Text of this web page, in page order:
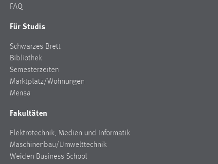
FAQ
Für Studis
Schwarzes Brett
Bibliothek
Semesterzeiten
Marktplatz/Wohnungen
Mensa
Fakultäten
Elektrotechnik, Medien und Informatik
Maschinenbau/Umwelttechnik
Weiden Business School